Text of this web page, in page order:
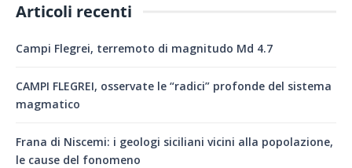
Articoli recenti
Campi Flegrei, terremoto di magnitudo Md 4.7
CAMPI FLEGREI, osservate le “radici” profonde del sistema
magmatico
Frana di Niscemi: i geologi siciliani vicini alla popolazione,
le cause del fonomeno